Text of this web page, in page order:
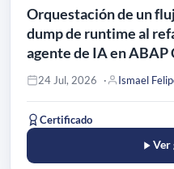
Orquestación de un
dump de runtime al
agente de IA en ABAP
24 Jul, 2026 Ismael
Certificado
Ver